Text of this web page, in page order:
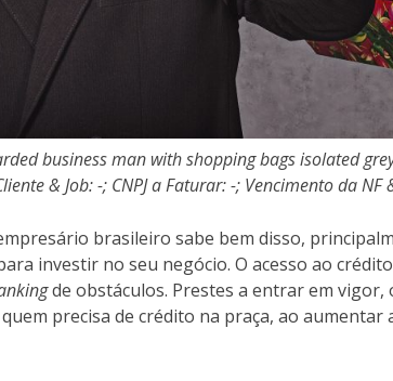
business man with shopping bags isolated
& Job: -; CNPJ a Faturar: -; Vencimento da NF
brasileiro sabe bem disso,
investir no seu negócio. O acesso ao
de obstáculos. Prestes a entrar em vigor,
precisa de crédito na praça, ao aumentar